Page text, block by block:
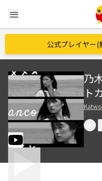
menu
公式プレイヤー
乃
ト
Katwo